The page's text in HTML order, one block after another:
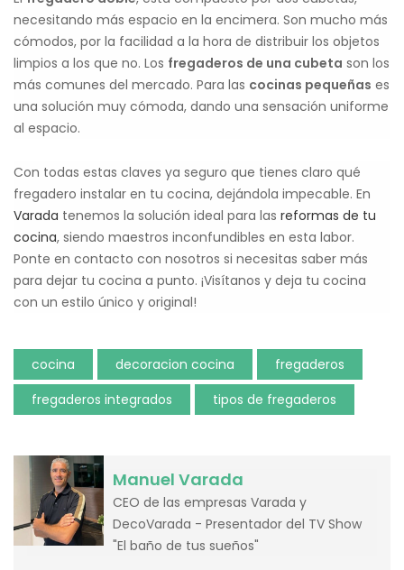
necesitando más espacio en la encimera. Son mucho más
cómodos, por la facilidad a la hora de distribuir los objetos
limpios a los que no. Los fregaderos de una cubeta son los
más comunes del mercado. Para las cocinas pequeñas es
una solución muy cómoda, dando una sensación uniforme
al espacio.
Con todas estas claves ya seguro que tienes claro qué
fregadero instalar en tu cocina, dejándola impecable. En
Varada tenemos la solución ideal para las reformas de tu
cocina, siendo maestros inconfundibles en esta labor.
Ponte en contacto con nosotros si necesitas saber más
para dejar tu cocina a punto. ¡Visítanos y deja tu cocina
con un estilo único y original!
cocina decoracion cocina
fregaderos
fregaderos integrados
tipos de fregaderos
Manuel Varada
CEO de las empresas Varada y
DecoVarada - Presentador del TV Show
"El baño de tus sueños"